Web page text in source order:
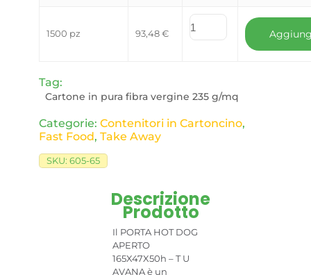
1500 pz 93,48€
Tag:
Cartone in pura fibra vergine 235 g/mq
Categorie: Contenitori in Cartoncino,
Fast Food, Take Away
SKU: 605-65
Descrizione
Prodotto
Il PORTA HOT DOG
APERTO
165X47X50h – T U
AVANA è un